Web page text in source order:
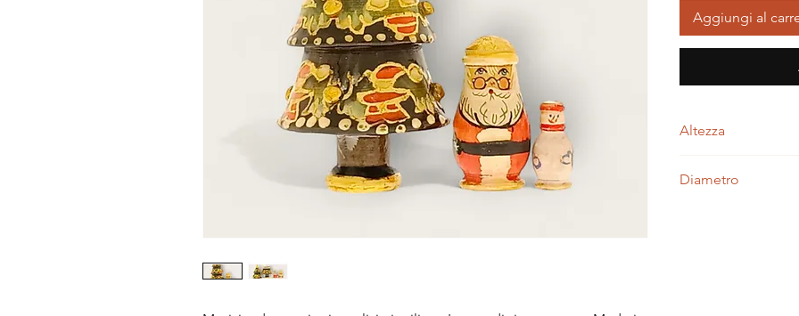
Aggiungi al
Altezza
Diametro